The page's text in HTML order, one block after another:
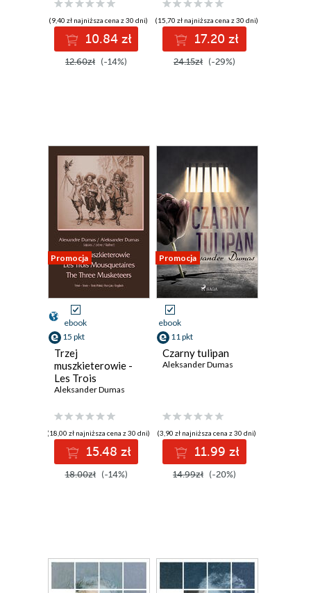
(9,40 zł najniższa cena z 30 dni)
10.84 zł
12.60zł (-14%)
(15,70 zł najniższa cena z 30 dni)
17.20 zł
24.15zł (-29%)
Promocja
ebook
15 pkt
Trzej
muszkieterowie -
Les Trois
Mousquetaires -
Musketeers
Aleksander Dumas
(18,00 zł najniższa cena z 30 dni)
15.48 zł
18.00zł (-14%)
Promocja
ebook
11 pkt
Czarny tulipan
Aleksander Dumas
(3,90 zł najniższa cena z 30 dni)
11.99 zł
14.99zł (-20%)